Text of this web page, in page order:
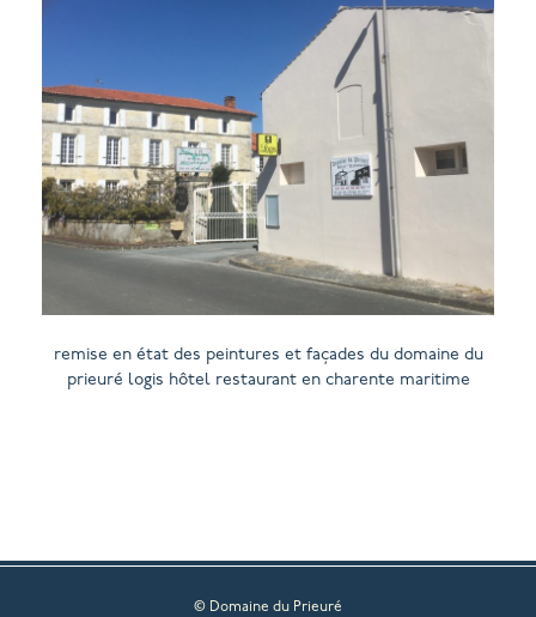
remise en état des peintures et façades du domaine du
prieuré logis hôtel restaurant en charente maritime
© Domaine du Prieuré